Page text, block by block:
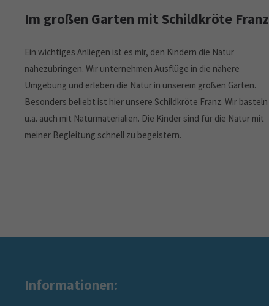
Im großen Garten mit Schildkröte Franz
Ein wichtiges Anliegen ist es mir, den Kindern die Natur
nahezubringen. Wir unternehmen Ausflüge in die nähere
Umgebung und erleben die Natur in unserem großen Garten.
Besonders beliebt ist hier unsere Schildkröte Franz. Wir basteln
u.a. auch mit Naturmaterialien. Die Kinder sind für die Natur mit
meiner Begleitung schnell zu begeistern.
Informationen: